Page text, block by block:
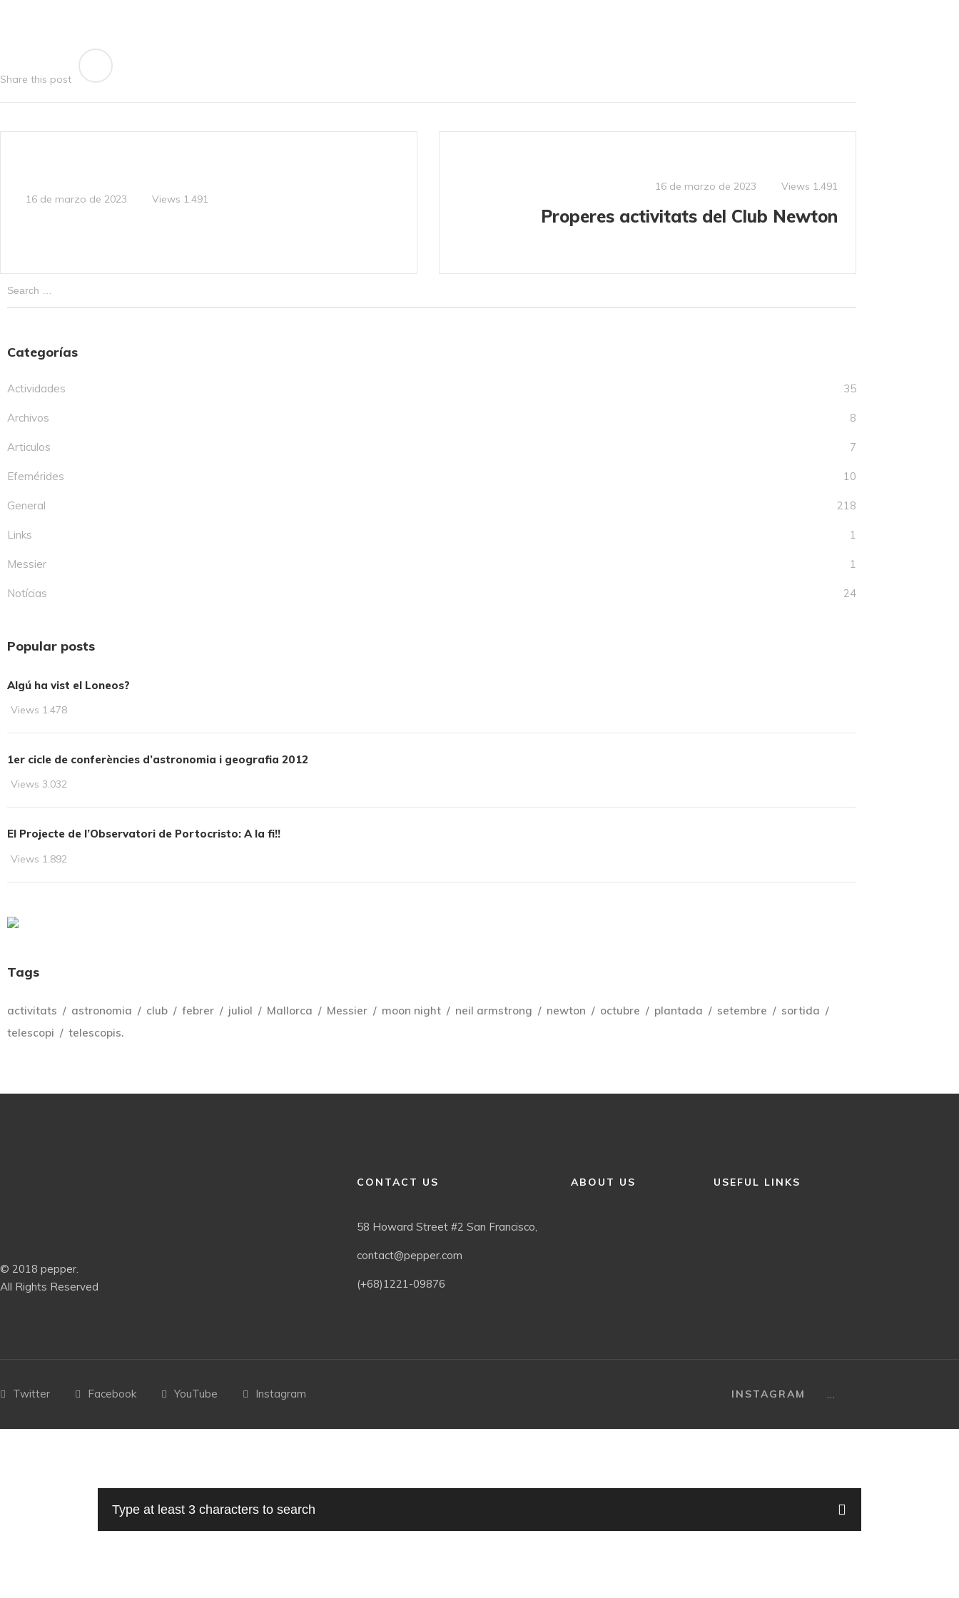
Share this post
16 de marzo de 2023 Views 1.491
16 de marzo de 2023 Views 1.491
Properes activitats del Club Newton
Categorías
Actividades 35
Archivos 8
Articulos 7
Efemérides 10
General 218
Links 1
Messier 1
Notícias 24
Popular posts
Algú ha vist el Loneos?
Views 1.478
1er cicle de conferències d’astronomia i geografia 2012
Views 3.032
El Projecte de l’Observatori de Portocristo: A la fi!!
Views 1.892
Tags
activitats astronomia club febrer juliol Mallorca Messier moon night neil armstrong newton octubre plantada setembre
sortida
telescopi
telescopis.
© 2018 pepper.
All Rights Reserved
CONTACT US
58 Howard Street #2 San Francisco,
contact@pepper.com
(+68)1221-09876
ABOUT US USEFUL LINKS
Twitter Facebook YouTube Instagram INSTAGRAM …